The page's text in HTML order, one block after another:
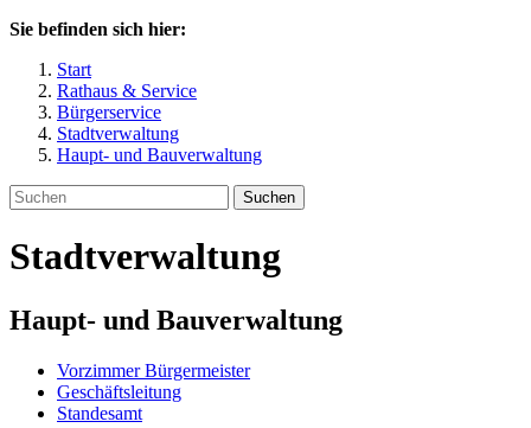
Sie befinden sich hier:
Start
Rathaus & Service
Bürgerservice
Stadtverwaltung
Haupt- und Bauverwaltung
Suchen
Stadtverwaltung
Haupt- und Bauverwaltung
Vorzimmer Bürgermeister
Geschäftsleitung
Standesamt